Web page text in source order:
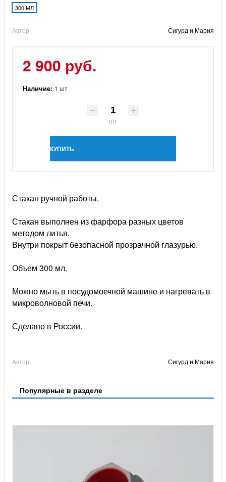
300 МЛ
Автор Сигурд и Мария
2 900 руб.
Наличие: 1 шт
шт
КУПИТЬ
Стакан ручной работы.
Стакан выполнен из фарфора разных цветов
методом литья.
Внутри покрыт безопасной прозрачной глазурью.
Объем 300 мл.
Можно мыть в посудомоечной машине и нагревать в
микроволновой печи.
Сделано в России.
Автор Сигурд и Мария
Популярные в разделе